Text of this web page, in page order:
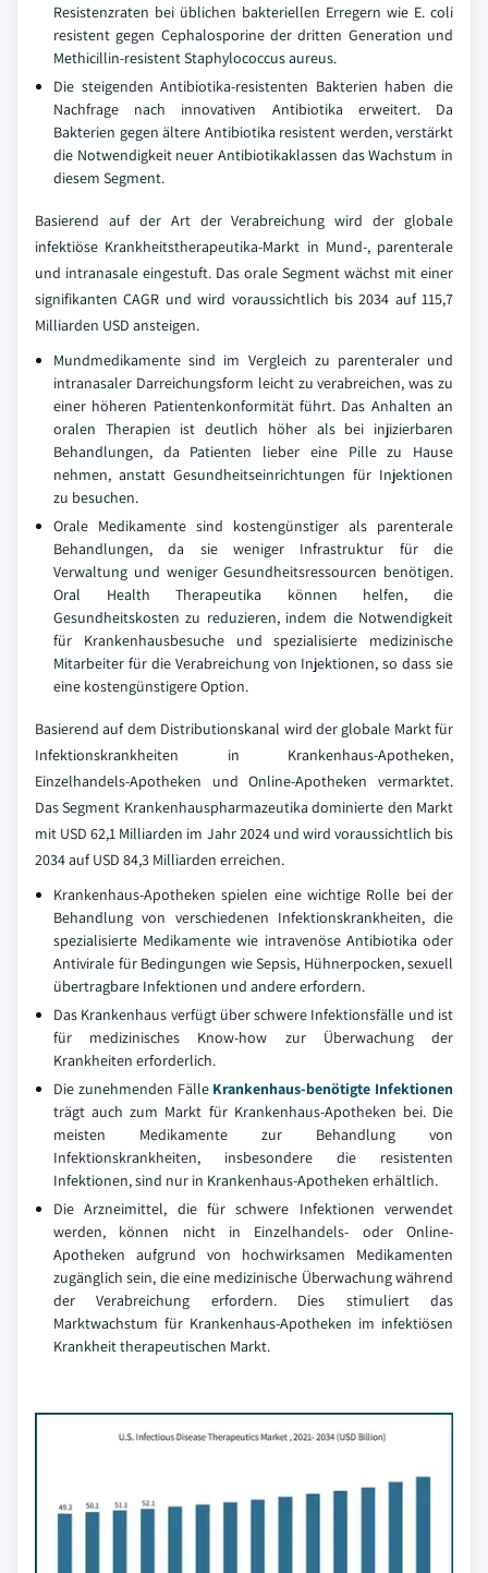
Resistenzraten bei üblichen bakteriellen Erregern wie E. coli
resistent gegen Cephalosporine der dritten Generation und
Methicillin-resistent Staphylococcus aureus.
Die steigenden Antibiotika-resistenten Bakterien haben die
Nachfrage nach innovativen Antibiotika erweitert. Da
Bakterien gegen ältere Antibiotika resistent werden, verstärkt
die Notwendigkeit neuer Antibiotikaklassen das Wachstum in
diesem Segment.
Basierend auf der Art der Verabreichung wird der globale
infektiöse Krankheitstherapeutika-Markt in Mund-, parenterale
und intranasale eingestuft. Das orale Segment wächst mit einer
signifikanten CAGR und wird voraussichtlich bis 2034 auf 115,7
Milliarden USD ansteigen.
Mundmedikamente sind im Vergleich zu parenteraler und
intranasaler Darreichungsform leicht zu verabreichen, was zu
einer höheren Patientenkonformität führt. Das Anhalten an
oralen Therapien ist deutlich höher als bei injizierbaren
Behandlungen, da Patienten lieber eine Pille zu Hause
nehmen, anstatt Gesundheitseinrichtungen für Injektionen
zu besuchen.
Orale Medikamente sind kostengünstiger als parenterale
Behandlungen, da sie weniger Infrastruktur für die
Verwaltung und weniger Gesundheitsressourcen benötigen.
Oral Health Therapeutika können helfen, die
Gesundheitskosten zu reduzieren, indem die Notwendigkeit
für Krankenhausbesuche und spezialisierte medizinische
Mitarbeiter für die Verabreichung von Injektionen, so dass sie
eine kostengünstigere Option.
Basierend auf dem Distributionskanal wird der globale Markt für
Infektionskrankheiten in Krankenhaus-Apotheken,
Einzelhandels-Apotheken und Online-Apotheken vermarktet.
Das Segment Krankenhauspharmazeutika dominierte den Markt
mit USD 62,1 Milliarden im Jahr 2024 und wird voraussichtlich bis
2034 auf USD 84,3 Milliarden erreichen.
Krankenhaus-Apotheken spielen eine wichtige Rolle bei der
Behandlung von verschiedenen Infektionskrankheiten, die
spezialisierte Medikamente wie intravenöse Antibiotika oder
Antivirale für Bedingungen wie Sepsis, Hühnerpocken, sexuell
übertragbare Infektionen und andere erfordern.
Das Krankenhaus verfügt über schwere Infektionsfälle und ist
für medizinisches Know-how zur Überwachung der
Krankheiten erforderlich.
Die zunehmenden Fälle Krankenhaus-benötigte Infektionen
trägt auch zum Markt für Krankenhaus-Apotheken bei. Die
meisten Medikamente zur Behandlung von
Infektionskrankheiten, insbesondere die resistenten
Infektionen, sind nur in Krankenhaus-Apotheken erhältlich.
Die Arzneimittel, die für schwere Infektionen verwendet
werden, können nicht in Einzelhandels- oder Online-
Apotheken aufgrund von hochwirksamen Medikamenten
zugänglich sein, die eine medizinische Überwachung während
der Verabreichung erfordern. Dies stimuliert das
Marktwachstum für Krankenhaus-Apotheken im infektiösen
Krankheit therapeutischen Markt.